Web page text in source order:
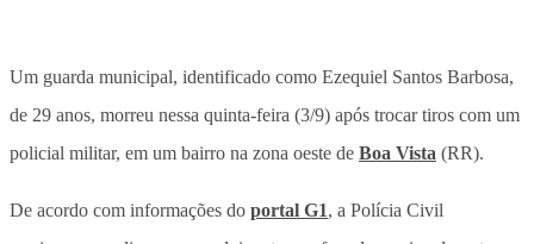
Um guarda municipal, identificado como Ezequiel Santos Barbosa,
de 29 anos, morreu nessa quinta-feira (3/9) após trocar tiros com um
policial militar, em um bairro na zona oeste de Boa Vista (RR).
De acordo com informações do portal G1, a Polícia Civil